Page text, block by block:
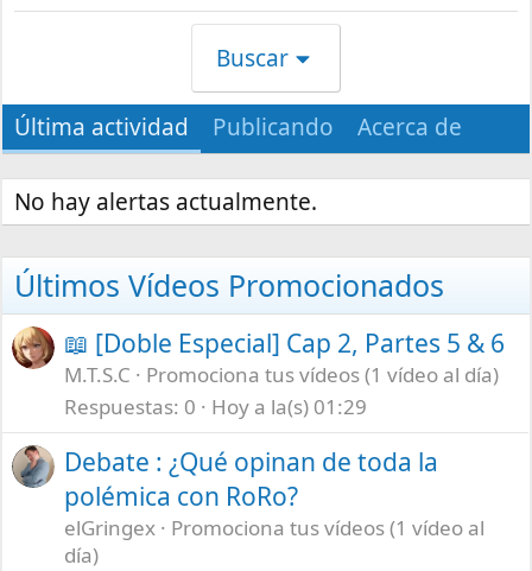
Buscar
Última actividad Publicando Acerca de
No hay alertas actualmente.
Últimos Vídeos Promocionados
📖 [Doble Especial] Cap 2, Partes 5 & 6
M.T.S.C
Promociona tus vídeos (1 vídeo al día)
Respuestas 0 Hoy a la(s) 01:29
Debate : ¿Qué opinan de toda la
polémica con RoRo?
elGringex
Promociona tus vídeos (1 vídeo al
día)